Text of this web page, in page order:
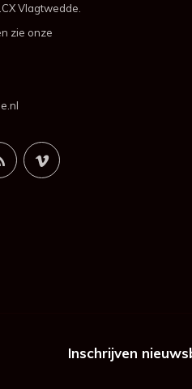
Vlagtwedde.
zie onze
Inschrijven